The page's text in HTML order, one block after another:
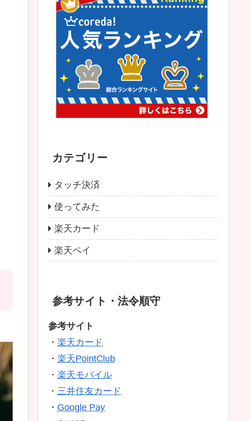
カテゴリー
タッチ決済
使ってみた
楽天カード
楽天ペイ
参考サイト・法令順守
参考サイト
・ 楽天カード
・ 楽天PointClub
・ 楽天モバイル
・ 三井住友カード
・ Google Pay